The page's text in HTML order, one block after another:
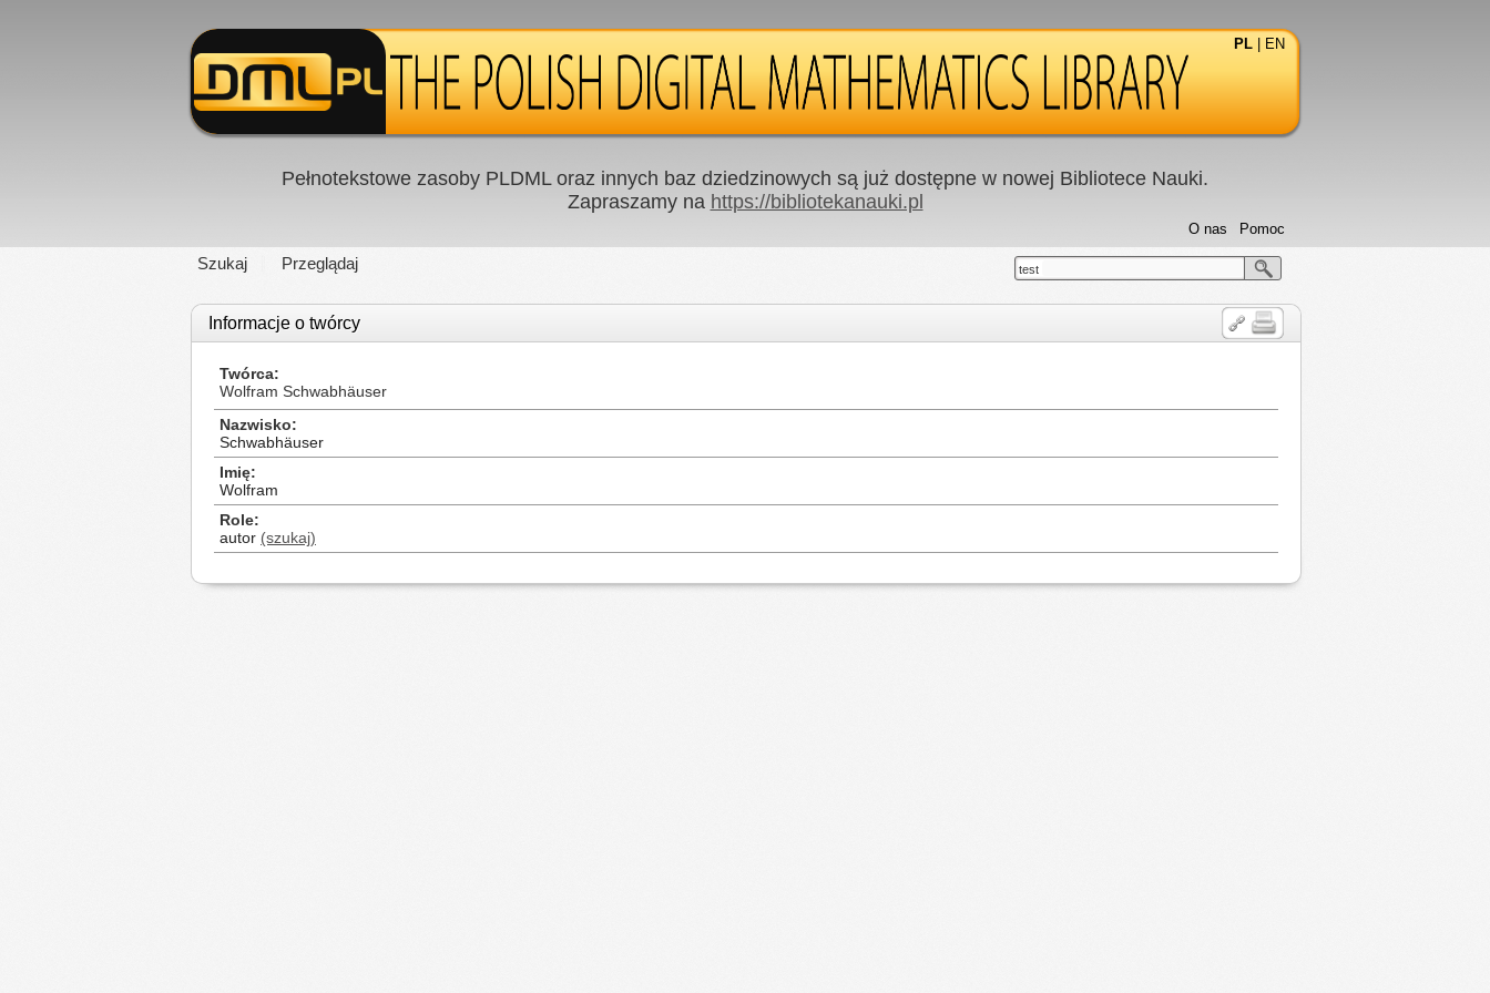
PL EN
Pełnotekstowe zasoby PLDML oraz innych baz dziedzinowych są już dostępne w nowej Bibliotece Nauki.
Zapraszamy na https://bibliotekanauki.pl
Szukaj Przeglądaj
Pomoc
O nas
test
Informacje o twórcy
Twórca
Wolfram Schwabhäuser
Nazwisko
Schwabhäuser
Imię
Wolfram
Role
autor (szukaj)